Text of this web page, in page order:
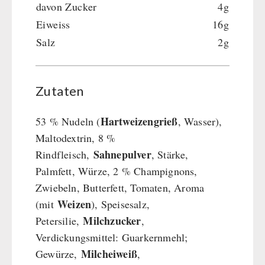
davon Zucker
4g
Eiweiss
16g
Salz
2g
Zutaten
53 % Nudeln (Hartweizengrieß, Wasser),
Maltodextrin, 8 %
Rindfleisch, Sahnepulver, Stärke,
Palmfett, Würze, 2 % Champignons,
Zwiebeln, Butterfett, Tomaten, Aroma
(mit Weizen), Speisesalz,
Petersilie,Milchzucker,
Verdickungsmittel: Guarkernmehl;
Gewürze, Milcheiweiß,